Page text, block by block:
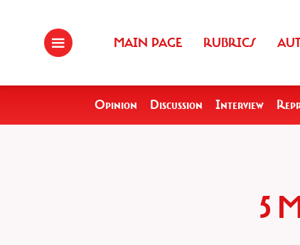
MAIN PAGE RUBRICS
Opinion Discussion Interview
5